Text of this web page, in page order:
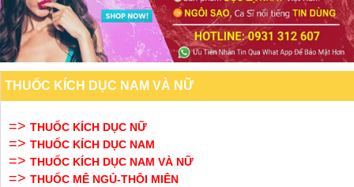
THUỐC KÍCH DỤC NAM VÀ NỮ
=> THUỐC KÍCH DỤC NỮ
=> THUỐC KÍCH DỤC NAM
=> THUỐC KÍCH DỤC NAM VÀ NỮ
=> THUỐC MÊ NGỦ-THÔI MIÊN